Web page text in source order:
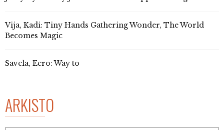
Vija, Kadi: Tiny Hands Gathering Wonder, The World
Becomes Magic
Savela, Eero: Way to
ARKISTO